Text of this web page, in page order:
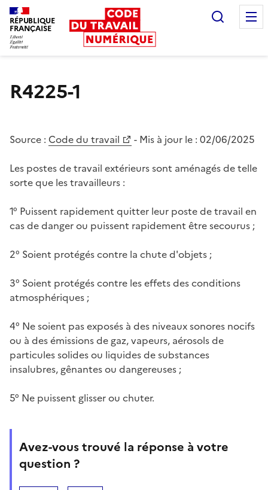
RÉPUBLIQUE
FRANÇAISE
R4225-1
Source : Code du travail - Mis à jour le : 02/06/2025
Les postes de travail extérieurs sont aménagés de telle
sorte que les travailleurs :
1° Puissent rapidement quitter leur poste de travail en
cas de danger ou puissent rapidement être secourus ;
2° Soient protégés contre la chute d'objets ;
3° Soient protégés contre les effets des conditions
atmosphériques ;
4° Ne soient pas exposés à des niveaux sonores nocifs
ou à des émissions de gaz, vapeurs, aérosols de
particules solides ou liquides de substances
insalubres, gênantes ou dangereuses ;
5° Ne puissent glisser ou chuter.
Avez-vous trouvé la réponse à votre
question ?